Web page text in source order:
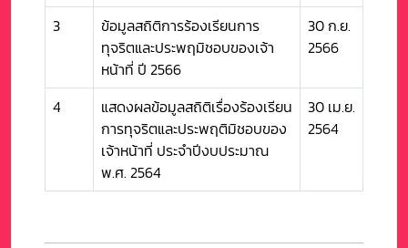
3
ข้อมูลสถิติการร้องเรียนการ
ทุจริตและประพฤมิชอบของเจ้า
หน้าที่ ปี 2566
30 ก.ย.
2566
4
แสดงผลข้อมูลสถิติเรื่องร้องเรียน
การทุจริตและประพฤติมิชอบของ
เจ้าหน้าที่ ประจำปีงบประมาณ
พ.ศ. 2564
30 เม.ย.
2564